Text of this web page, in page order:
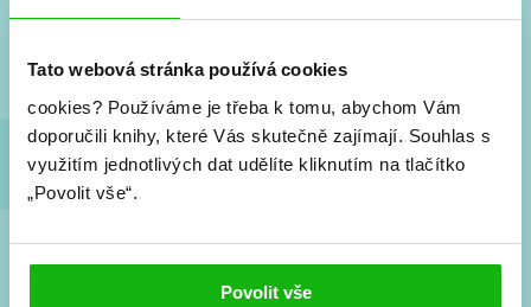
Tato webová stránka používá cookies
cookies? Používáme je třeba k tomu, abychom Vám
doporučili knihy, které Vás skutečně zajímají. Souhlas s
využitím jednotlivých dat udělíte kliknutím na tlačítko
„Povolit vše“.
Povolit vše
a seriálové adaptace a další.
Souhlasím spodmínkami zpracování osobních údajů